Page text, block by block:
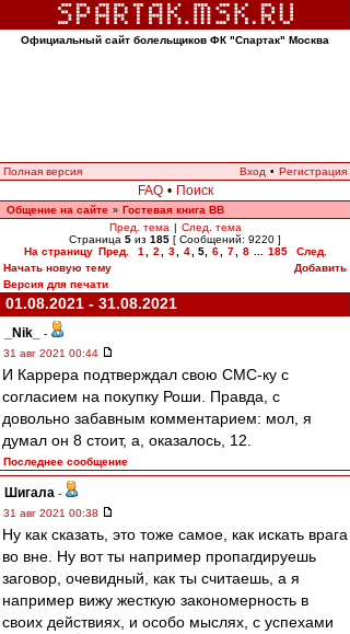
Официальный сайт болельщиков ФК "Спартак" Москва
Полная версия Вход • Регистрация
FAQ • Поиск
Общение на сайте » Гостевая книга ВВ
Пред. тема | След. тема
Страница 5 из 185 [ Сообщений: 9220 ]
На страницу Пред. 1 2 3 4 5, 6 7 8 185
След.
Начать новую тему
Добавить
Версия для печати
01.08.2021 - 31.08.2021
_Nik_
-
31 авг 2021 00:44
И Каррера подтверждал свою СМС-ку с
согласием на покупку Роши. Правда, с
довольно забавным комментарием: мол, я
думал он 8 стоит, а, оказалось, 12.
Последнее сообщение
Шигала -
31 авг 2021 00:38
Ну как сказать, это тоже самое, как искать врага
во вне. Ну вот ты например пропагдируешь
заговор, очевидный, как ты считаешь, а я
например вижу жесткую закономерность в
своих действиях, и особо мыслях, с успехами